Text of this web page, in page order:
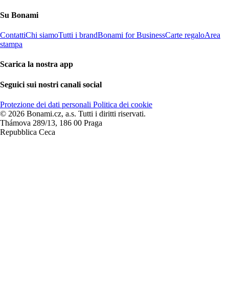
Su Bonami
ContattiChi siamoTutti i brandBonami for BusinessCarte regaloArea
stampa
Scarica la nostra app
Seguici sui nostri canali social
Protezione dei dati personali Politica dei cookie
© 2026 Bonami.cz, a.s. Tutti i diritti riservati.
Thámova 289/13, 186 00 Praga
Repubblica Ceca